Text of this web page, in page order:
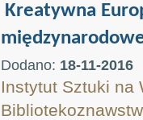
Kreatywna
Dodano: 18-11-2016
Instytut Sztuki na